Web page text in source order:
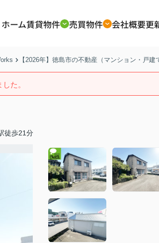
ホーム賃貸物件 売買物件 会社概要更
【2026年】徳島市の不動産（マンション・戸
た。
徒歩21分